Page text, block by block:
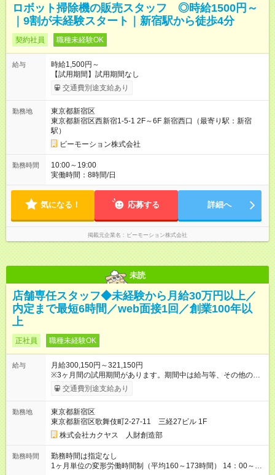
ロボット掃除機の販売スタッフ ◎時給1500円～
｜9割が未経験スタート｜新宿駅から徒歩4分
契約社員 職種未経験OK
給与
時給1,500円～
【試用期間】試用期間なし
交通費別途支給あり
勤務地
東京都新宿区
東京都新宿区西新宿1-5-1 2F～6F 新宿西口（最寄り駅：新宿
駅）
ビーモーション株式会社
勤務時間
10:00～19:00
実働時間：8時間/日
気になる！ 応募する 詳細へ
掲載元企業名 ビーモーション株式会社
未読
店舗専任スタッフ◆未経験から月給30万円以上／
内定まで最短6時間／web面接1回／創業100年以
上
正社員 職種未経験OK
給与
月給300,150円～321,150円
※3ヶ月間の試用期間があります。期間中は給与等、その他の待
遇に違いはありません。 ※給与には月30時間分の固定残業代
（48，700円～58，200円）を含んでいます。超過分には別途、
定致します。 【試用期間】試用期間あり 試用期間の長さ：3ヶ
月 雇用形態、給与は本採用時と同じです。
交通費別途支給あり
勤務地
東京都新宿区
東京都新宿区歌舞伎町2-27-11 三経27ビル 1F
株式会社カクヤス 人財創造部
勤務時間
勤務時間は指定なし
1ヶ月単位の変形労働時間制（平均160～173時間） 14：00～